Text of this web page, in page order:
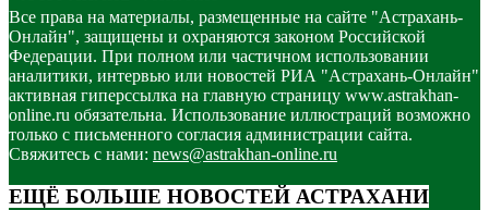
Все права на материалы, размещенные на сайте "Астрахань-
Онлайн", защищены и охраняются законом Российской
Федерации. При полном или частичном использовании
аналитики, интервью или новостей РИА "Астрахань-Онлайн"
активная гиперссылка на главную страницу www.astrakhan-
online.ru обязательна. Использование иллюстраций возможно
только с письменного согласия администрации сайта.
Свяжитесь с нами: news@astrakhan-online.ru
ЕЩЁ БОЛЬШЕ НОВОСТЕЙ АСТРАХАНИ